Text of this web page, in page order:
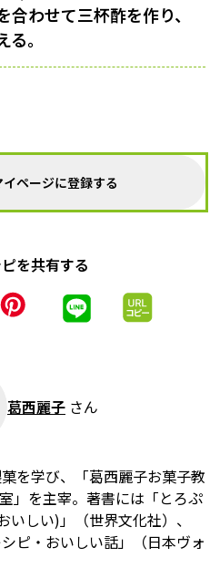
わせて三杯酢を作り、
。
ページに登録する
を共有する
葛西麗子 さん
を学び、「葛西麗子お菓子教
」を主宰。著書には「とろぷ
しい)」（世界文化社）、
ピ・おいしい話」（日本ヴォ